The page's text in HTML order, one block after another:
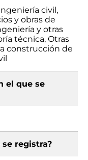
civil,
y obras de
y otras
técnica, Otras
construcción de
el que se
registra?